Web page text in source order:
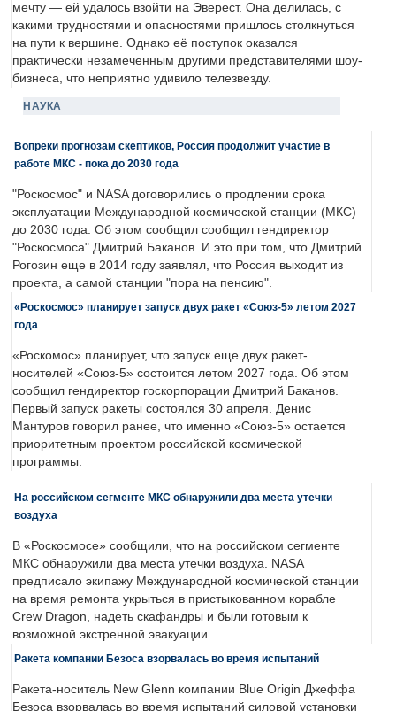
мечту — ей удалось взойти на Эверест. Она делилась, с
какими трудностями и опасностями пришлось столкнуться
на пути к вершине. Однако её поступок оказался
практически незамеченным другими представителями шоу-
бизнеса, что неприятно удивило телезвезду.
НАУКА
Вопреки прогнозам скептиков, Россия продолжит участие в
работе МКС - пока до 2030 года
"Роскосмос" и NASA договорились о продлении срока
эксплуатации Международной космической станции (МКС)
до 2030 года. Об этом сообщил сообщил гендиректор
"Роскосмоса" Дмитрий Баканов. И это при том, что Дмитрий
Рогозин еще в 2014 году заявлял, что Россия выходит из
проекта, а самой станции "пора на пенсию".
«Роскосмос» планирует запуск двух ракет «Союз-5» летом 2027
года
«Роскомос» планирует, что запуск еще двух ракет-
носителей «Союз-5» состоится летом 2027 года. Об этом
сообщил гендиректор госкорпорации Дмитрий Баканов.
Первый запуск ракеты состоялся 30 апреля. Денис
Мантуров говорил ранее, что именно «Союз-5» остается
приоритетным проектом российской космической
программы.
На российском сегменте МКС обнаружили два места утечки
воздуха
В «Роскосмосе» сообщили, что на российском сегменте
МКС обнаружили два места утечки воздуха. NASA
предписало экипажу Международной космической станции
на время ремонта укрыться в пристыкованном корабле
Crew Dragon, надеть скафандры и были готовым к
возможной экстренной эвакуации.
Ракета компании Безоса взорвалась во время испытаний
Ракета-носитель New Glenn компании Blue Origin Джеффа
Безоса взорвалась во время испытаний силовой установки